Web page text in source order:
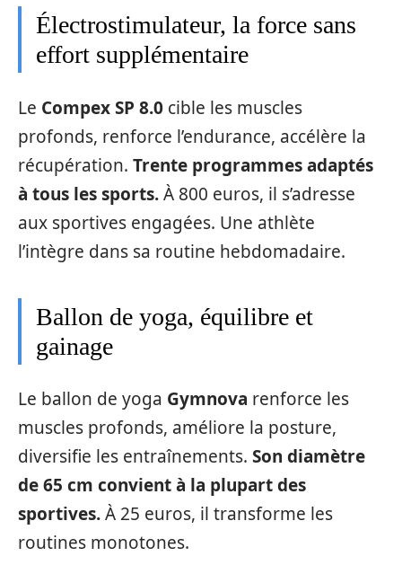
Électrostimulateur, la force sans
effort supplémentaire
Le Compex SP 8.0 cible les muscles
profonds, renforce l’endurance, accélère la
récupération. Trente programmes adaptés
à tous les sports.À 800 euros, il s’adresse
aux sportives engagées. Une athlète
l’intègre dans sa routine hebdomadaire.
Ballon de yoga, équilibre et
gainage
Le ballon de yoga Gymnova renforce les
muscles profonds, améliore la posture,
diversifie les entraînements. Son diamètre
de 65 cm convient à la plupart des
sportives.À 25 euros, il transforme les
routines monotones.